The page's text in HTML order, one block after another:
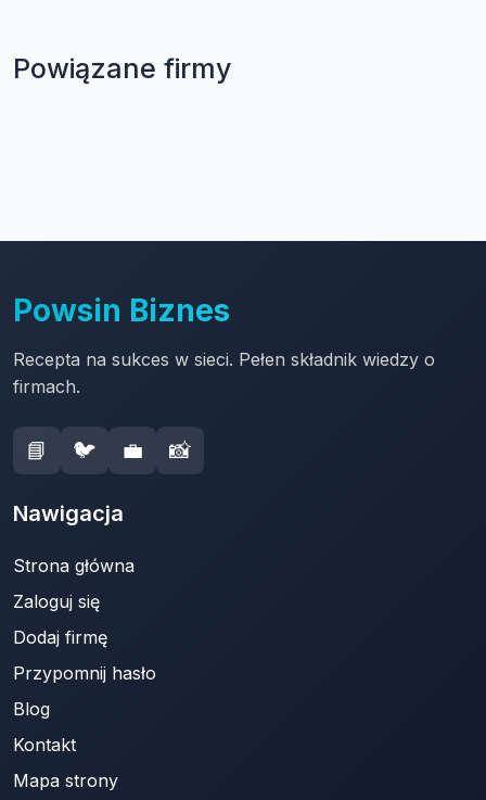
Powiązane firmy
Powsin Biznes
Recepta na sukces w sieci. Pełen składnik wiedzy o
firmach.
📘 🐦 💼 📸
Nawigacja
Strona główna
Zaloguj się
Dodaj firmę
Przypomnij hasło
Blog
Kontakt
Mapa strony